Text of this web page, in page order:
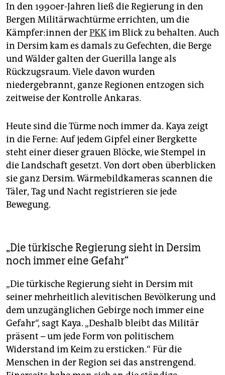
In den 1990er-Jahren ließ die Regierung in den
Bergen Militärwachtürme errichten, um die
Kämp­fe­r:in­nen derPKKim Blick zu behalten. Auch
in Dersim kam es damals zu Gefechten, die Berge
und Wälder galten der Guerilla lange als
Rückzugsraum. Viele davon wurden
niedergebrannt, ganze Regionen entzogen sich
zeitweise der Kontrolle Ankaras.
Heute sind die Türme noch immer da. Kaya zeigt
in die Ferne: Auf jedem Gipfel einer Bergkette
steht einer dieser grauen Blöcke, wie Stempel in
die Landschaft gesetzt. Von dort oben überblicken
sie ganz Dersim. Wärmebildkameras scannen die
Täler, Tag und Nacht registrieren sie jede
Bewegung.
„Die türkische Regierung sieht in Dersim
noch immer eine Gefahr“
„Die türkische Regierung sieht in Dersim mit
seiner mehrheitlich alevitischen Bevölkerung und
dem unzugänglichen Gebirge noch immer eine
Gefahr“, sagt Kaya. „Deshalb bleibt das Militär
präsent – um jede Form von politischem
Widerstand im Keim zu ersticken.“ Für die
Menschen in der Region sei das anstrengend.